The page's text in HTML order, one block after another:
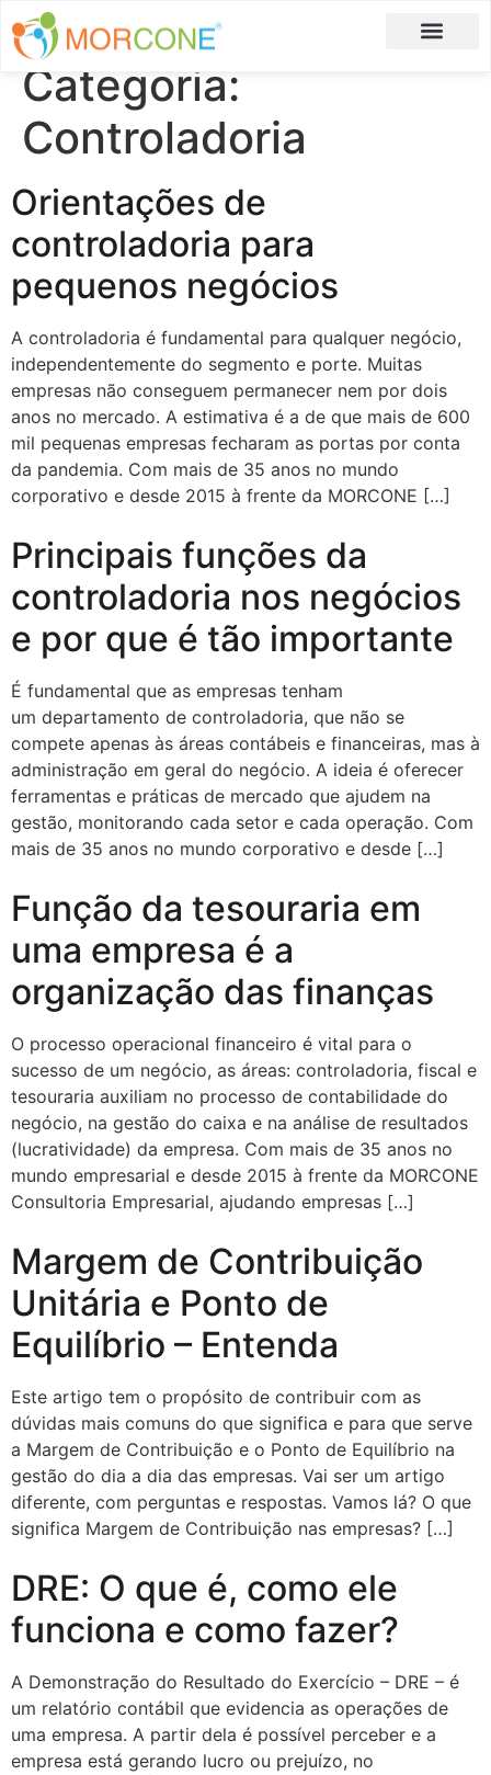
Categoria:
Controladoria
Orientações de
controladoria para
pequenos negócios
A controladoria é fundamental para qualquer negócio,
independentemente do segmento e porte. Muitas
empresas não conseguem permanecer nem por dois
anos no mercado. A estimativa é a de que mais de 600
mil pequenas empresas fecharam as portas por conta
da pandemia. Com mais de 35 anos no mundo
corporativo e desde 2015 à frente da MORCONE […]
Principais funções da
controladoria nos negócios
e por que é tão importante
É fundamental que as empresas tenham
um departamento de controladoria, que não se
compete apenas às áreas contábeis e financeiras, mas à
administração em geral do negócio. A ideia é oferecer
ferramentas e práticas de mercado que ajudem na
gestão, monitorando cada setor e cada operação. Com
mais de 35 anos no mundo corporativo e desde […]
Função da tesouraria em
uma empresa é a
organização das finanças
O processo operacional financeiro é vital para o
sucesso de um negócio, as áreas: controladoria, fiscal e
tesouraria auxiliam no processo de contabilidade do
negócio, na gestão do caixa e na análise de resultados
(lucratividade) da empresa. Com mais de 35 anos no
mundo empresarial e desde 2015 à frente da MORCONE
Consultoria Empresarial, ajudando empresas […]
Margem de Contribuição
Unitária e Ponto de
Equilíbrio – Entenda
Este artigo tem o propósito de contribuir com as
dúvidas mais comuns do que significa e para que serve
a Margem de Contribuição e o Ponto de Equilíbrio na
gestão do dia a dia das empresas. Vai ser um artigo
diferente, com perguntas e respostas. Vamos lá? O que
significa Margem de Contribuição nas empresas? […]
DRE: O que é, como ele
funciona e como fazer?
A Demonstração do Resultado do Exercício – DRE – é
um relatório contábil que evidencia as operações de
uma empresa. A partir dela é possível perceber e a
empresa está gerando lucro ou prejuízo, no